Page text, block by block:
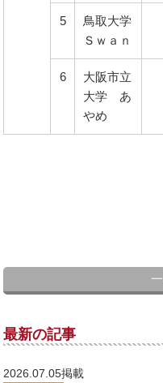
5
鳥取大学
Ｓｗａｎ
6
大阪市立
大学 あ
やめ
最新の記事
2026.07.05掲載